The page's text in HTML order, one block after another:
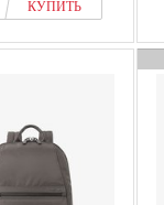
КУПИТЬ